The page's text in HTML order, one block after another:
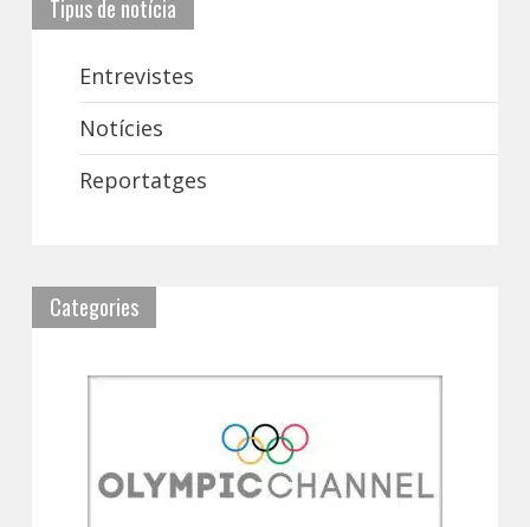
Tipus de notícia
Entrevistes
Notícies
Reportatges
Categories